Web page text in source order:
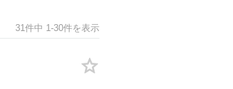
31件中 1-30件を表示